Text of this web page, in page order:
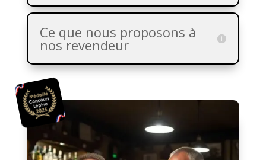
Ce que nous proposons à
nos revendeur